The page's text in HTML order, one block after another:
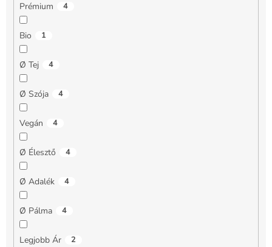
Prémium 4
Bio 1
Ø Tej 4
Ø Szója 4
Vegán 4
Ø Élesztő 4
Ø Adalék 4
Ø Pálma 4
Legjobb Ár 2